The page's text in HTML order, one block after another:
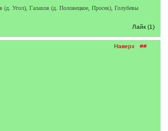
Угол), Галахов (д. Половецкое, Просек), Голубевы
Лайк (1)
Наверх ##